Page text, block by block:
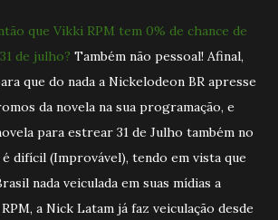
que Vikki RPM tem 0% de chance de
de julho? Também não pessoal! Afinal,
que do nada a Nickelodeon BR apresse
da novela na sua programação, e
para estrear 31 de Julho também no
difícil (Improvável), tendo em vista que
nada veiculada em suas mídias a
a Nick Latam já faz veiculação desde